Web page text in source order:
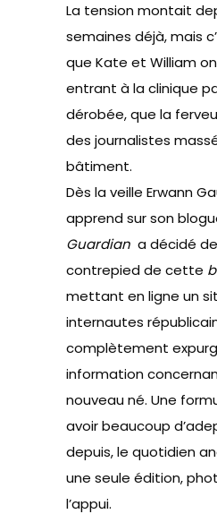
La tension montait
semaines déjà, mais
que Kate et William
entrant à la clinique
dérobée, que la
des journalistes
bâtiment.
Dès la veille Erwann
apprend sur son
Guardian a décidé
contrepied de cette
mettant en ligne un
internautes
complètement
information
nouveau né. Une
avoir beaucoup
depuis, le quotidien
une seule édition,
l’appui.